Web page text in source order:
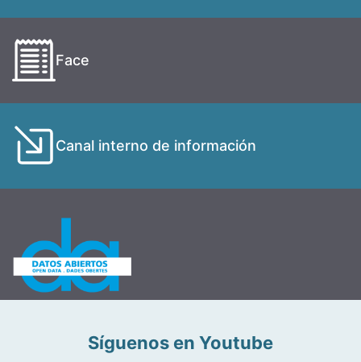
Face
Canal interno de información
Síguenos en Youtube